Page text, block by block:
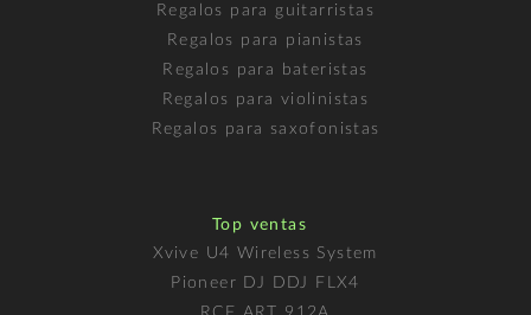
Regalos para guitarristas
Regalos para pianistas
Regalos para bateristas
Regalos para violinistas
Regalos para saxofonistas
Top ventas
Xvive U4 Wireless System
Pioneer DJ DDJ FLX4